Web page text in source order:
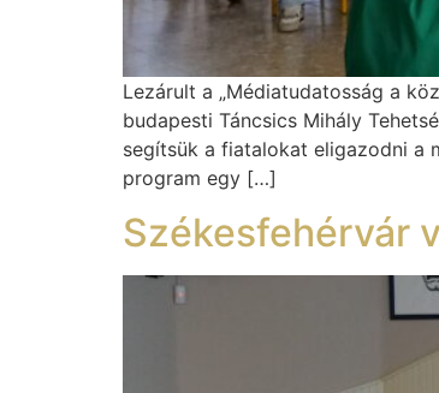
Lezárult a „Médiatudatosság a
budapesti Táncsics Mihály
segítsük a fiatalokat eligazodni a
program egy […]
Székesfehérvár